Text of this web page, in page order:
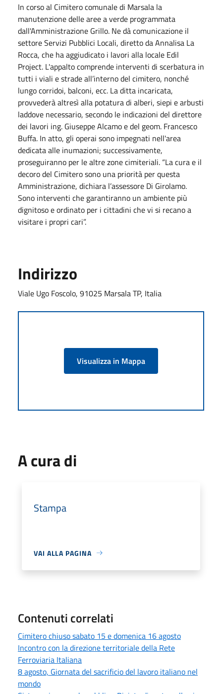
In corso al Cimitero comunale di Marsala la
manutenzione delle aree a verde programmata
dall'Amministrazione Grillo. Ne dà comunicazione il
settore Servizi Pubblici Locali, diretto da Annalisa La
Rocca, che ha aggiudicato i lavori alla locale Edil
Project. L'appalto comprende interventi di scerbatura in
tutti i viali e strade all’interno del cimitero, nonché
lungo corridoi, balconi, ecc. La ditta incaricata,
provvederà altresì alla potatura di alberi, siepi e arbusti
laddove necessario, secondo le indicazioni del direttore
dei lavori ing. Giuseppe Alcamo e del geom. Francesco
Buffa. In atto, gli operai sono impegnati nell'area
dedicata alle inumazioni; successivamente,
proseguiranno per le altre zone cimiteriali. “La cura e il
decoro del Cimitero sono una priorità per questa
Amministrazione, dichiara l’assessore Di Girolamo.
Sono interventi che garantiranno un ambiente più
dignitoso e ordinato per i cittadini che vi si recano a
visitare i propri cari”.
Indirizzo
Viale Ugo Foscolo, 91025 Marsala TP, Italia
Visualizza in Mappa
A cura di
Stampa
VAI ALLA PAGINA
Contenuti correlati
Cimitero chiuso sabato 15 e domenica 16 agosto
Incontro con la direzione territoriale della Rete
Ferroviaria Italiana
8 agosto, Giornata del sacrificio del lavoro italiano nel
mondo